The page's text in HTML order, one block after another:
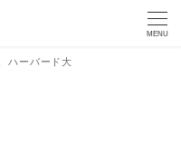
MENU
ハーバード大